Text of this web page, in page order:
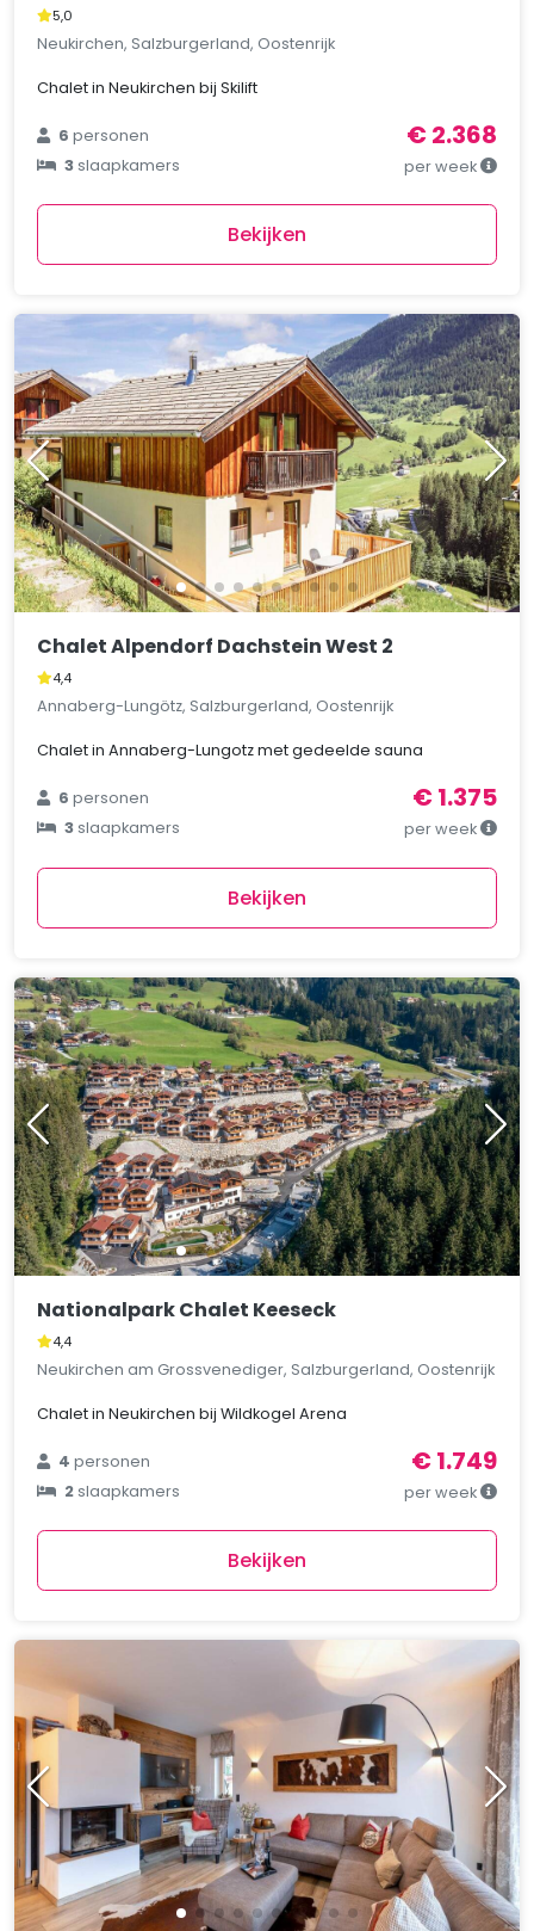
5,0
Neukirchen, Salzburgerland, Oostenrijk
Chalet in Neukirchen bij Skilift
6personen
3slaapkamers
€ 2.368
per week
Bekijken
Chalet Alpendorf Dachstein West 2
4,4
Annaberg-Lungötz, Salzburgerland, Oostenrijk
Chalet in Annaberg-Lungotz met gedeelde sauna
6personen
3slaapkamers
€ 1.375
per week
Bekijken
Nationalpark Chalet Keeseck
4,4
Neukirchen am Grossvenediger, Salzburgerland, Oostenrijk
Chalet in Neukirchen bij Wildkogel Arena
4personen
2slaapkamers
€ 1.749
per week
Bekijken